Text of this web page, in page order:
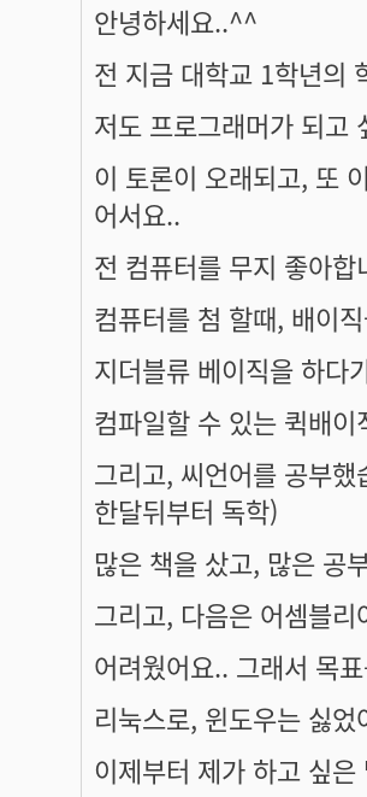
안녕하세요..^^
전 지금 대학교 1학년의
저도 프로그래머가 되고
이 토론이 오래되고, 또
어서요..
전 컴퓨터를 무지 좋아
컴퓨터를 첨 할때, 배이
지더블류 베이직을 하다
컴파일할 수 있는 퀵배
그리고, 씨언어를 공부
한달뒤부터 독학)
많은 책을 샀고, 많은 공
그리고, 다음은 어셈블
어려웠어요.. 그래서 목
리눅스로, 윈도우는 싫었
이제부터 제가 하고 싶